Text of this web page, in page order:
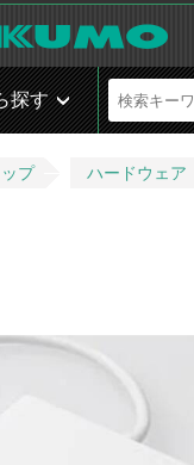
探す
プ ハードウェア